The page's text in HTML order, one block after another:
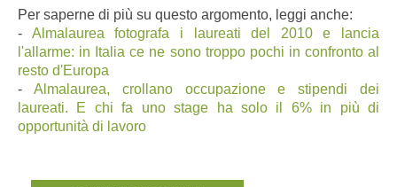
Per saperne di più su questo argomento, leggi anche:
- Almalaurea fotografa i laureati del 2010 e lancia
l'allarme: in Italia ce ne sono troppo pochi in confronto al
resto d'Europa
- Almalaurea, crollano occupazione e stipendi dei
laureati. E chi fa uno stage ha solo il 6% in più di
opportunità di lavoro